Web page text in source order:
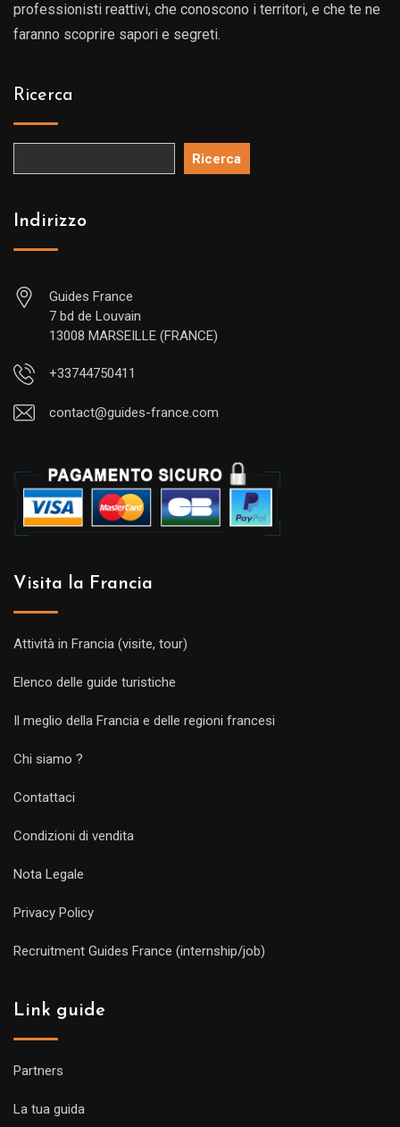
professionisti reattivi, che conoscono i territori, e che te ne
faranno scoprire sapori e segreti.
Ricerca
Ricerca
Indirizzo
Guides France
7 bd de Louvain
13008 MARSEILLE (FRANCE)
+33744750411
contact@guides-france.com
Visita la Francia
Attività in Francia (visite, tour)
Elenco delle guide turistiche
Il meglio della Francia e delle regioni francesi
Chi siamo ?
Contattaci
Condizioni di vendita
Nota Legale
Privacy Policy
Recruitment Guides France (internship/job)
Link guide
Partners
La tua guida